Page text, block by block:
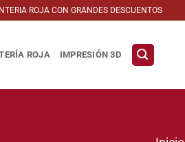
ROJA CON GRANDES DESCUENTOS
ROJA IMPRESIÓN 3D